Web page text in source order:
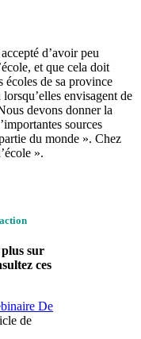
d’avoir peu
et que cela doit
écoles de sa province
envisagent de
devons donner la
sources
du monde ». Chez
».
sur
ces
De
de